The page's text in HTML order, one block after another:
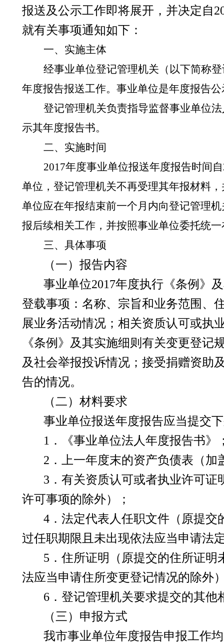
报送及公示工作即将展开，并决定自
就有关事项通知如下：
一、实施主体
经事业单位登记管理机关（以下简称
年度报告报送工作。事业单位是年度报告
登记管理机关负责指导监督事业单位
示其年度报告书。
二、实施时间
2017年度事业单位报送年度报告时间自
单位，登记管理机关不再受理其年报材料
单位应在年报结束前一个月内向登记管理
报后续相关工作，并按照事业单位委托统
三、具体事项
（一）报告内容
事业单位2017年度执行《条例》
登载事项：名称、宗旨和业务范围、
展业务活动情况；相关资质认可或执
《条例》及其实施细则有关变更登
及社会举报投诉情况；接受捐赠资助
告的情况。
（二）材料要求
事业单位报送年度报告应当提交
1 ．《事业单位法人年度报告书》
2 ．上一年度末的资产负债表（
3 ．有关资质认可或者执业许可
许可事项的除外）；
4．法定代表人任职文件（原提交
过任职期限且未出现依法应当申请法
5 ．住所证明（原提交的住所证
法应当申请住所变更登记情况的除外
6．登记管理机关要求提交的其他
（三）申报方式
我市事业单位年度报告申报工作